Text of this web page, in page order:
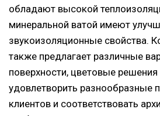
обладают высокой
минеральной ватой имеют
звукоизоляционные свойства.
также предлагает различные
поверхности, цветовые
удовлетворить разнообразные
клиентов и соответствовать